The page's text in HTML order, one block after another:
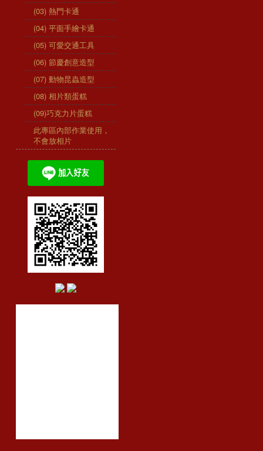
(03) 熱門卡通
(04) 平面手繪卡通
(05) 可愛交通工具
(06) 節慶創意造型
(07) 動物昆蟲造型
(08) 相片類蛋糕
(09)巧克力片蛋糕
此專區內部作業使用，
不會放相片